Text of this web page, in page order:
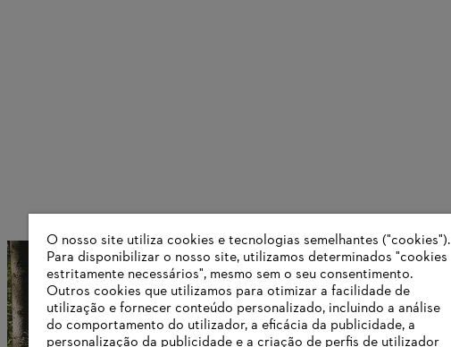
A história dos produtos
Informações para fornecedores
O nosso site utiliza cookies e tecnologias semelhantes ("cookies").
Para disponibilizar o nosso site, utilizamos determinados "cookies
estritamente necessários", mesmo sem o seu consentimento.
Outros cookies que utilizamos para otimizar a facilidade de
utilização e fornecer conteúdo personalizado, incluindo a análise
do comportamento do utilizador, a eficácia da publicidade, a
personalização da publicidade e a criação de perfis de utilizador